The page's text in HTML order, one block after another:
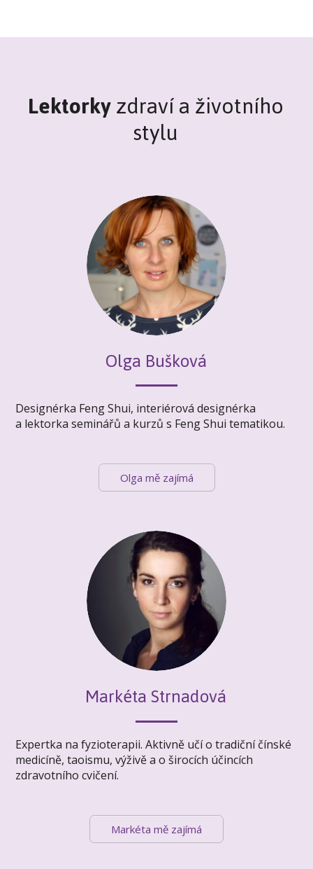
Lektorkyzdraví a životního
stylu
Olga Bušková
Designérka Feng Shui, interiérová designérka
a lektorka seminářů a kurzů s Feng Shui tematikou.
Olga mě zajímá
Markéta Strnadová
Expertka na fyzioterapii. Aktivně učí o tradiční čínské
medicíně, taoismu, výživě a o širocích účincích
zdravotního cvičení.
Markéta mě zajímá